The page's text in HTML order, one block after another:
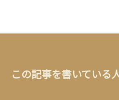
この記事を書いている